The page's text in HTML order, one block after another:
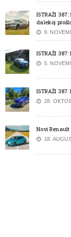
ISTRAŽI 387:
dalekoj
9.
ISTRAŽI
5.
ISTRAŽI
28.
Novi
18.